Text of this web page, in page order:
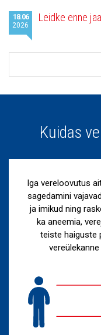
18.06
2026
Leidke enne
Kuidas
Iga vereloovutus
sagedamini
ja imikud ning
ka aneemia,
teiste haiguste